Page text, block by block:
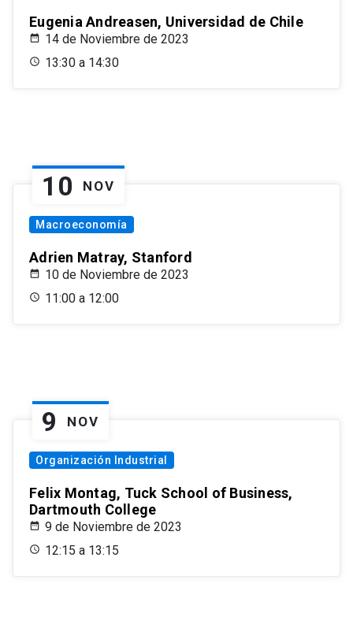
Eugenia Andreasen, Universidad de Chile
14 de Noviembre de 2023
13:30 a 14:30
10 NOV
Macroeconomía
Adrien Matray, Stanford
10 de Noviembre de 2023
11:00 a 12:00
9 NOV
Organización Industrial
Felix Montag, Tuck School of Business,
Dartmouth College
9 de Noviembre de 2023
12:15 a 13:15